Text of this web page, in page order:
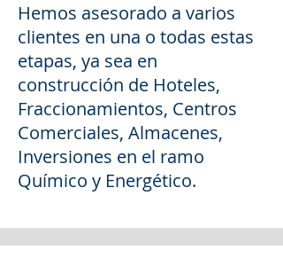
Hemos asesorado a varios
clientes en una o todas estas
etapas, ya sea en
construcción de Hoteles,
Fraccionamientos, Centros
Comerciales, Almacenes,
Inversiones en el ramo
Químico y Energético.